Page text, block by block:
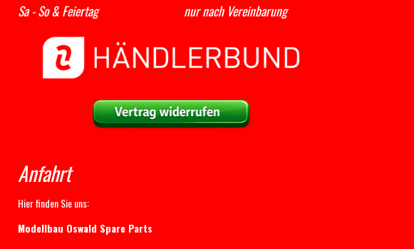
Sa - So & Feiertag nur nach Vereinbarung
Anfahrt
Hier finden Sie uns:
Modellbau Oswald Spare Parts